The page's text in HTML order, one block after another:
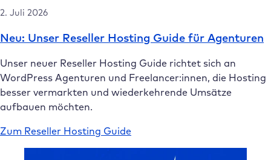
2. Juli 2026
Neu: Unser Reseller Hosting Guide für Agenturen
Unser neuer Reseller Hosting Guide richtet sich an
WordPress Agenturen und Freelancer:innen, die Hosting
besser vermarkten und wiederkehrende Umsätze
aufbauen möchten.
Zum Reseller Hosting Guide